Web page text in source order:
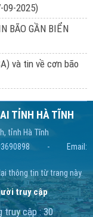
09-2025)
BÃO GẦN BIỂN
và tin về cơn bão
TỈNH HÀ TĨNH
tỉnh Hà Tĩnh
- Email:
thông tin từ trang này.
truy cập
truy cập : 30